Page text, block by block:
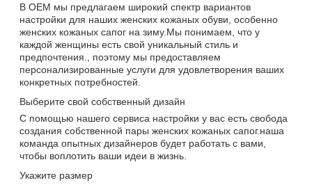
В OEM мы предлагаем широкий спектр вариантов
настройки для наших женских кожаных обуви, особенно
женских кожаных сапог на зиму.Мы понимаем, что у
каждой женщины есть свой уникальный стиль и
предпочтения., поэтому мы предоставляем
персонализированные услуги для удовлетворения ваших
конкретных потребностей.
Выберите свой собственный дизайн
С помощью нашего сервиса настройки у вас есть свобода
создания собственной пары женских кожаных сапог.наша
команда опытных дизайнеров будет работать с вами,
чтобы воплотить ваши идеи в жизнь.
Укажите размер